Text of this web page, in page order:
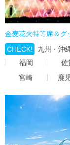
金麦花火特等席＆グ
CHECK!
九州・沖
福岡
佐
宮崎
鹿